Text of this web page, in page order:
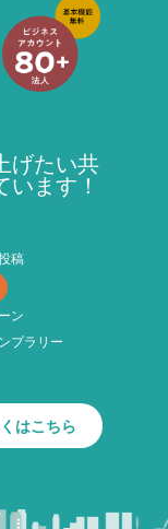
げたい共
ます！
稿
ン
プラリー
はこちら